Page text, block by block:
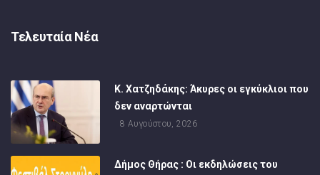
Τελευταία Νέα
Κ. Χατζηδάκης: Άκυρες οι εγκύκλιοι που
δεν αναρτώνται
8 Αυγούστου, 2026
Δήμος Θήρας : Οι εκδηλώσεις του